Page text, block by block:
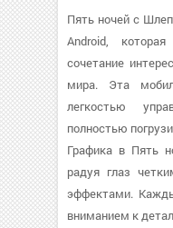
Пять ночей с
Android, которая
сочетание
мира. Эта
легкостью
полностью
Графика в Пять
радуя глаз
эффектами.
вниманием к